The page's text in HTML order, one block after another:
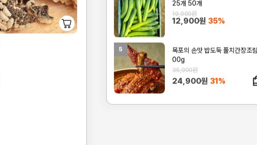
25개 50개
19,900원
12,900원 35%
5
목포의 손맛 밥도둑 풀치간장조
00g
35,900원
24,900원 31%